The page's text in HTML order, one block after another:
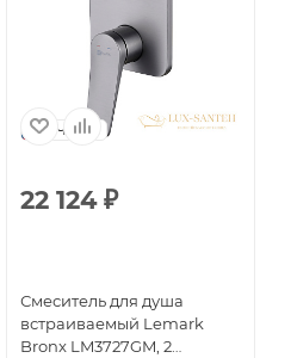
Чехия
22 124₽
Смеситель для душа
встраиваемый Lemark
Bronx LM3727GM, 2